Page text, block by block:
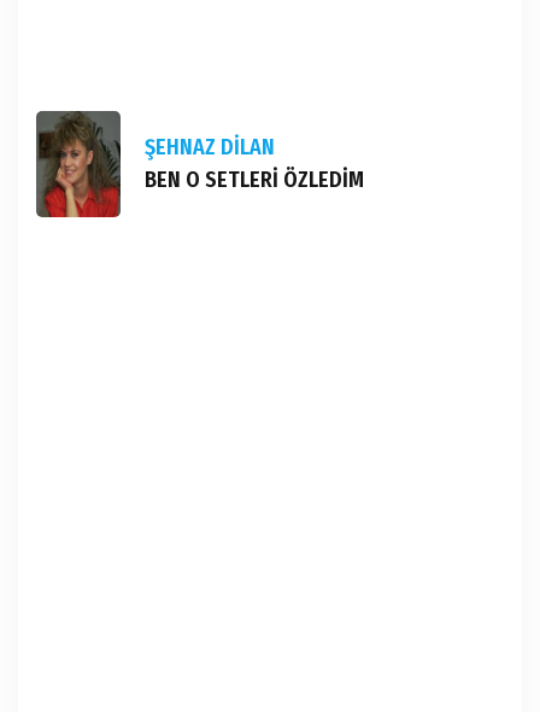
ŞEHNAZ DİLAN
BEN O SETLERİ ÖZLEDİM